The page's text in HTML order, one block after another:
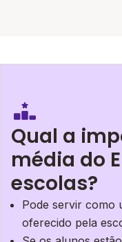
Qual a
média do
escolas?
Pode servir como
oferecido pela